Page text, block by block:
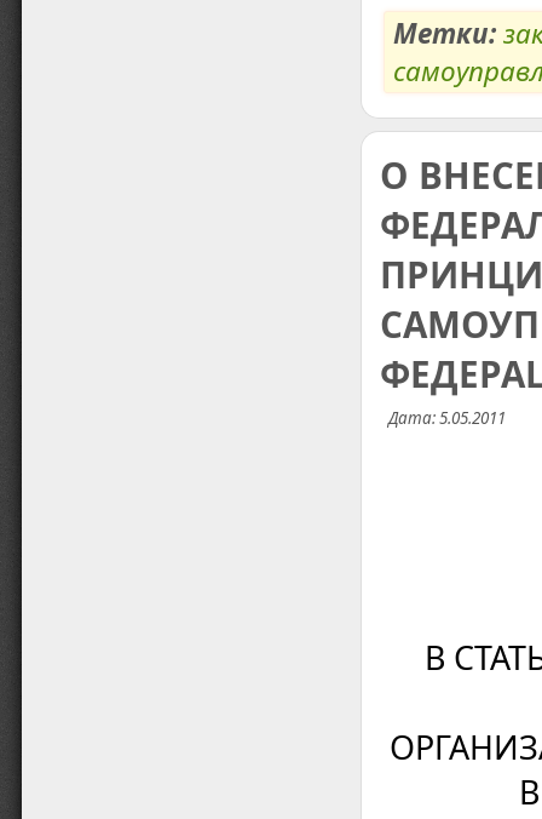
Метки:
О
Дата: 5.05.2011
В